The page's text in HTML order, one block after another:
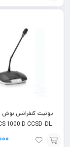
افزودن
یونیت کنفرانس بوش
1000 D CCSD-DL